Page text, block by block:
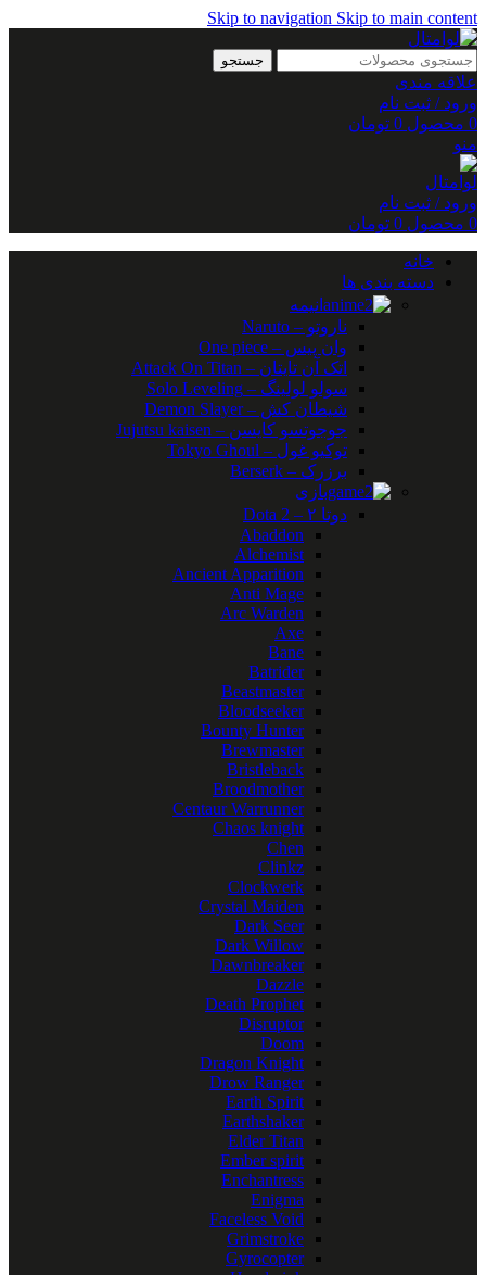
Skip to navigation Skip to main content
جستجو
علاقه مندی
ورود / ثبت نام
0 محصول 0 تومان
منو
ورود / ثبت نام
0 محصول 0 تومان
خانه
دسته بندی ها
انیمه
ناروتو – Naruto
وان پیس – One piece
اتک آن تایتان – Attack On Titan
سولو لولینگ – Solo Leveling
شیطان کش – Demon Slayer
جوجوتسو کایسن – Jujutsu kaisen
توکیو غول – Tokyo Ghoul
برزرک – Berserk
بازی
دوتا ۲ – Dota 2
Abaddon
Alchemist
Ancient Apparition
Anti Mage
Arc Warden
Axe
Bane
Batrider
Beastmaster
Bloodseeker
Bounty Hunter
Brewmaster
Bristleback
Broodmother
Centaur Warrunner
Chaos knight
Chen
Clinkz
Clockwerk
Crystal Maiden
Dark Seer
Dark Willow
Dawnbreaker
Dazzle
Death Prophet
Disruptor
Doom
Dragon Knight
Drow Ranger
Earth Spirit
Earthshaker
Elder Titan
Ember spirit
Enchantress
Enigma
Faceless Void
Grimstroke
Gyrocopter